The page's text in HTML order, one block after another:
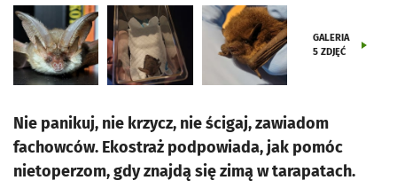
GALERIA
5 ZDJĘĆ
Nie panikuj, nie krzycz, nie ścigaj, zawiadom
fachowców. Ekostraż podpowiada, jak pomóc
nietoperzom, gdy znajdą się zimą w tarapatach.